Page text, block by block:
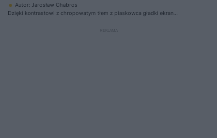
Autor: Jarosław Chabros
Dzięki kontrastowi z chropowatym tłem z piaskowca gładki ekran